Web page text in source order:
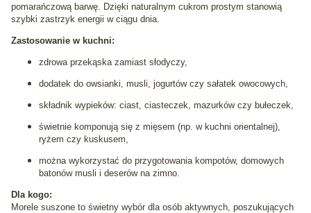
pomarańczową barwę. Dzięki naturalnym cukrom prostym stanowią
szybki zastrzyk energii w ciągu dnia.
Zastosowanie w kuchni:
zdrowa przekąska zamiast słodyczy,
dodatek do owsianki, musli, jogurtów czy sałatek owocowych,
składnik wypieków: ciast, ciasteczek, mazurków czy bułeczek,
świetnie komponują się z mięsem (np. w kuchni orientalnej),
ryżem czy kuskusem,
można wykorzystać do przygotowania kompotów, domowych
batonów musli i deserów na zimno.
Dla kogo:
Morele suszone to świetny wybór dla osób aktywnych, poszukujących